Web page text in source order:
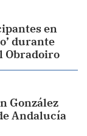
en
durante
Obradoiro
González
Andalucía